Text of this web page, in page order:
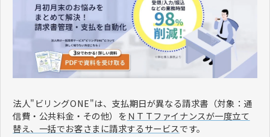
法人"ビリングONE"は、支払期日が異なる請求書（対象：通
信費・公共料金・その他）を ＮＴＴファイナンスが一度立て
替え、一括でお客さまに請求するサービスです。